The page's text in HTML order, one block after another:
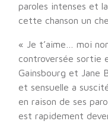
paroles intenses et
cette chanson un
« Je t’aime… moi
controversée sortie
Gainsbourg et Jane
et sensuelle a
en raison de ses
est rapidement